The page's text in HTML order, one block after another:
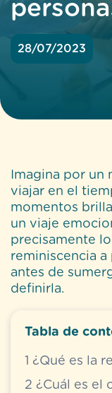
28/07/2023
Imagina por un
viajar en el
momentos
un viaje
precisamente
reminiscencia a
antes de
definirla.
Tabla de
1 ¿Qué es la
2 ¿Cuál es el